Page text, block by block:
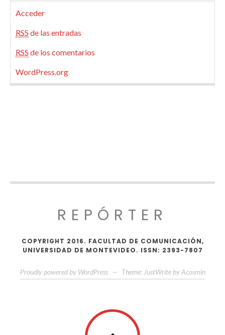
Acceder
RSS de las entradas
RSS de los comentarios
WordPress.org
REPÓRTER
COPYRIGHT 2016. FACULTAD DE COMUNICACIÓN,
UNIVERSIDAD DE MONTEVIDEO. ISSN: 2393-7807
Proudly powered by WordPress — Theme: JustWrite by Acosmin